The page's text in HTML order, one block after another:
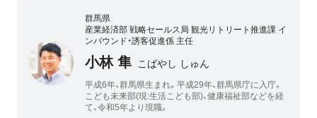
群馬県
産業経済部 戦略セールス局 観光リトリート推進課 イ
ンバウンド・誘客促進係 主任
小林 隼 こばやし しゅん
平成6年、群馬県生まれ。平成29年、群馬県庁に入庁。
こども未来部(現:生活こども部)、健康福祉部などを経
て、令和5年より現職。